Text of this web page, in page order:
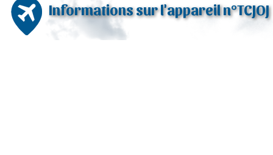
Informations sur l'appareil n°TCJOJ